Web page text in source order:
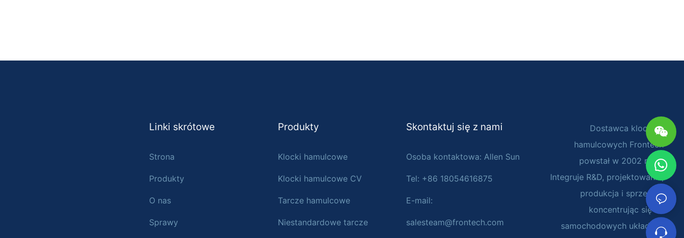
Linki skrótowe
Strona
Produkty
O nas
Sprawy
Produkty
Klocki hamulcowe
Klocki hamulcowe CV
Tarcze hamulcowe
Niestandardowe tarcze
Skontaktuj się z nami
Osoba kontaktowa: Allen Sun
Tel: +86 18054616875
E-mail:
salesteam@frontech.com
Dostawca klocków
hamulcowych Frontech
powstał w 2002 roku.
Integruje R&D, projektowanie,
produkcja i sprzedaż,
koncentrując się na
samochodowych układach